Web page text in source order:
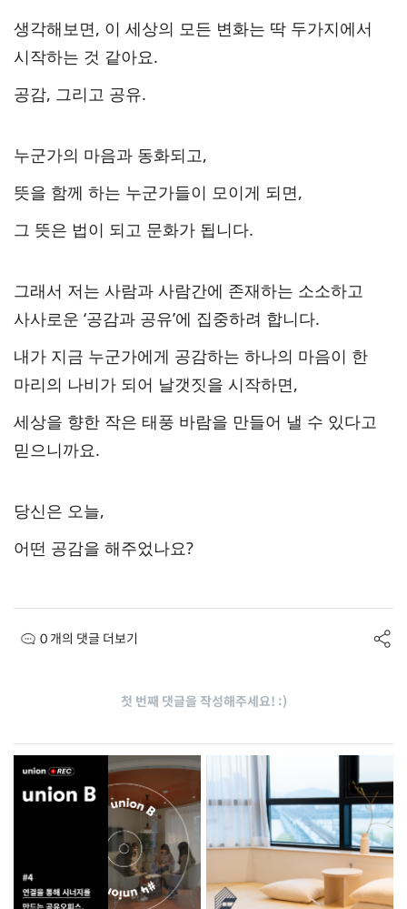
생각해보면, 이 세상의 모든 변화는 딱 두가지에서
시작하는 것 같아요.
공감, 그리고 공유.
누군가의 마음과 동화되고,
뜻을 함께 하는 누군가들이 모이게 되면,
그 뜻은 법이 되고 문화가 됩니다.
그래서 저는 사람과 사람간에 존재하는 소소하고
사사로운 ‘공감과 공유’에 집중하려 합니다.
내가 지금 누군가에게 공감하는 하나의 마음이 한
마리의 나비가 되어 날갯짓을 시작하면,
세상을 향한 작은 태풍 바람을 만들어 낼 수 있다고
믿으니까요.
당신은 오늘,
어떤 공감을 해주었나요?
0 개의 댓글 더보기
첫 번째 댓글을 작성해주세요! :)